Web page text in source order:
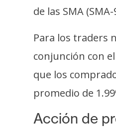
d
d
de las SMA
Para los traders
conjunción con
que los
promedio de
Acción de